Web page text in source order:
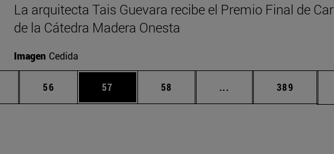
La arquitecta Tais Guevara recibe el Premio Final de
de la Cátedra Madera Onesta
Imagen Cedida
Páginas intermedias Use TAB para desplazarse.
Página
56 Página
57 Página
58 ... Páginas intermedias
Página
389